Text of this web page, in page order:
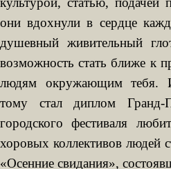
они вдохнули в сердце
душевный живительный
возможность стать ближе к
людям окружающим тебя.
тому стал диплом
городского фестиваля
хоровых коллективов людей
«Осенние свидания»,